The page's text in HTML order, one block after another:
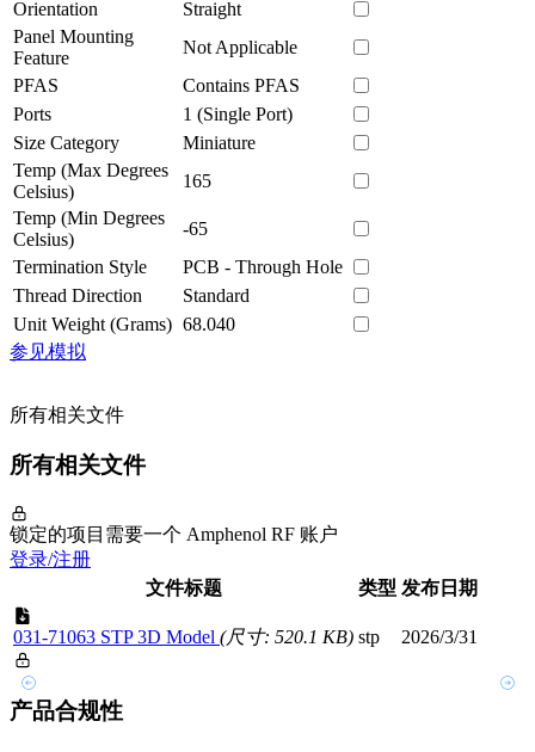
Orientation
Straight
Panel Mounting
Feature
Not Applicable
PFAS
Contains PFAS
Ports
1 (Single Port)
Size Category
Miniature
Temp (Max Degrees
Celsius)
165
Temp (Min Degrees
Celsius)
-65
Termination Style
PCB - Through Hole
Thread Direction
Standard
Unit Weight (Grams) 68.040
参见模拟
所有相关文件
所有相关文件
锁定的项目需要一个 Amphenol RF 账户
登录/注册
文件标题
类型 发布日期
031-71063 STP 3D Model (尺寸: 520.1 KB) stp 2026/3/31
产品合规性